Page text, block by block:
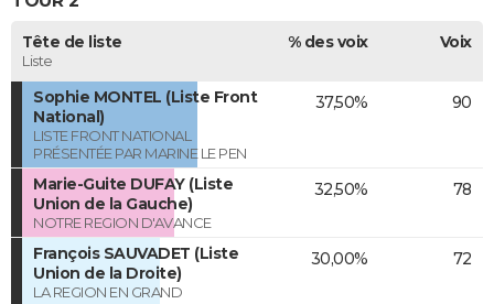
Tête de liste
Liste
% des voix Voix
Sophie MONTEL (Liste Front
National)
LISTE FRONT NATIONAL
PRÉSENTÉE PAR MARINE LE PEN
37,50% 90
Marie-Guite DUFAY (Liste
Union de la Gauche)
NOTRE REGION D'AVANCE
32,50% 78
François SAUVADET (Liste
Union de la Droite)
LA REGION EN GRAND
30,00% 72